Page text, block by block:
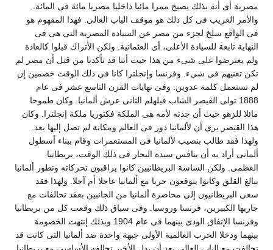
أى أنه بذلك يصبح ممرا مائيا داخليا مصريا مائة فى المائة.
الغريب فى كل ذلك هو موقف الباب العالى. فهذا المفهوم هو
الواقع سلخ لجزء من مصر عن السيادة المصرية التى هى فى
تابعة للسيادة الأعلى، أى العثمانية. ولكن الأتراك قبلوا كالعادة
يعترضوا على شىء من هذا حيث أننا قد تأكدنا من قبل أن مصر لم
تعنيهم فى شىء. وفرنسا وإنجلترا كانا فى ذلك الوقت خصمين إن
نستعمل كلمة عدوين. وفى نهايات القرن التاسع عشر فى عام
1888 تولى القيصر الشاب فيلهلم الثانى عرش ألمانيا. وكان طموحا
للزهو حيث أن جدته لأمه هى الملكة فكتوريا ملكة إنجلترا. وكان
القيصر يرى أن لألمانيا دور فى العالم ومكانة لم تصل إليها بعد.
فقد طالب بنصيب لألمانيا فى المستعمرات وقام ببناء أسطول
أراد به أن ينافس سيدة البحار فى ذلك الوقت، بريطانيا
ولكن الساسة البريطانيين كانوا يراقبون تحركاته وتطور ألمانيا
القلق وكانوا يتوقعون حربا مع ألمانيا عاجلا أم آجلا. ولهذا فقد
البريطانيون إلى محاصرة ألمانيا من الجانبين بعقد تحالفات مع
الكبيرين، فرنسا وروسيا. وفى سياق ذلك وقعت كل من بريطانيا
وفرنسا الإتفاق الودى بينهما فى عام 1904 وبذلك إنتهت الخصومة
ودخلا الحرب العالمية الأولى جبهة واحدة ضد ألمانيا التى كانت قد